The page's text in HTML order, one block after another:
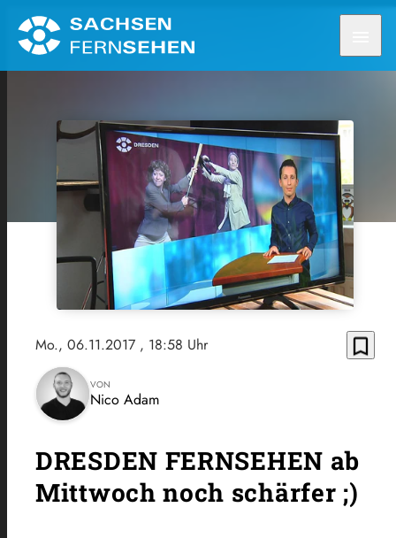
Mo., 06.11.2017 , 18:58 Uhr bookmark_border
VON
Nico Adam
DRESDEN FERNSEHEN ab
Mittwoch noch schärfer ;)